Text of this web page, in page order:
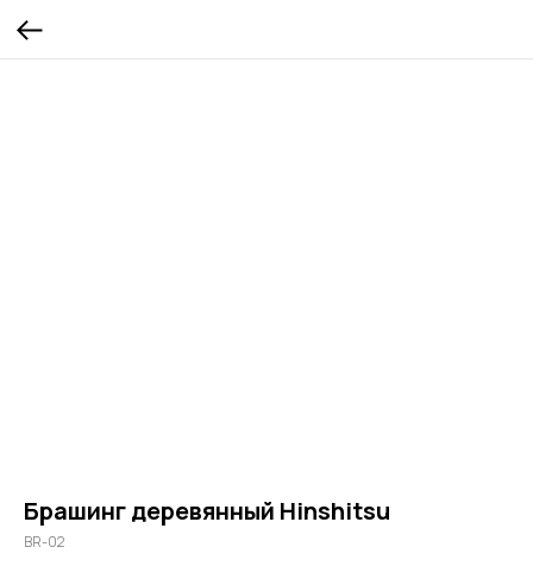
Брашинг деревянный Hinshitsu
BR-02